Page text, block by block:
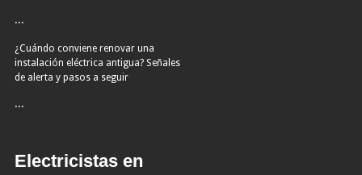
...
¿Cuándo conviene renovar una
instalación eléctrica antigua? Señales
de alerta y pasos a seguir
...
Electricistas en